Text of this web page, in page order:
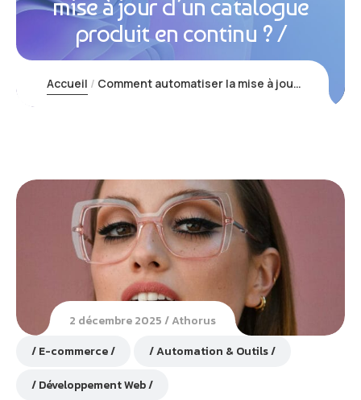
mise à jour d’un catalogue
produit en continu ?
Accueil Comment automatiser la mise à jour d’un catalogue produit en continu ?
2 décembre 2025
Athorus
E-commerce
Automation & Outils
Développement Web